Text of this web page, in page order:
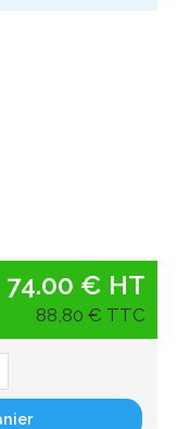
74.00 € HT
88,80 € TTC